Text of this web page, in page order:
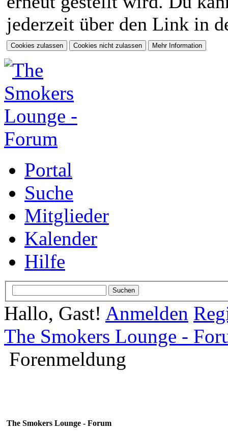
jederzeit über den Link in
Portal
Suche
Mitglieder
Kalender
Hilfe
Hallo, Gast! Anmelden
The Smokers Lounge -
Forenmeldung
The Smokers Lounge - Forum